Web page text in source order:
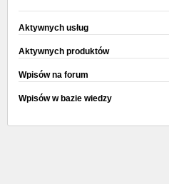
Aktywnych usług
Aktywnych produktów
Wpisów na forum
Wpisów w bazie wiedzy